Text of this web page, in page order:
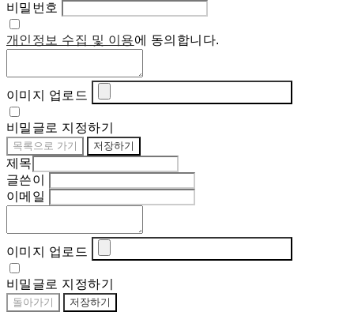
비밀번호
개인정보 수집 및 이용에 동의합니다.
이미지 업로드
비밀글로 지정하기
목록으로 가기 저장하기
제목
글쓴이
이메일
이미지 업로드
비밀글로 지정하기
돌아가기 저장하기